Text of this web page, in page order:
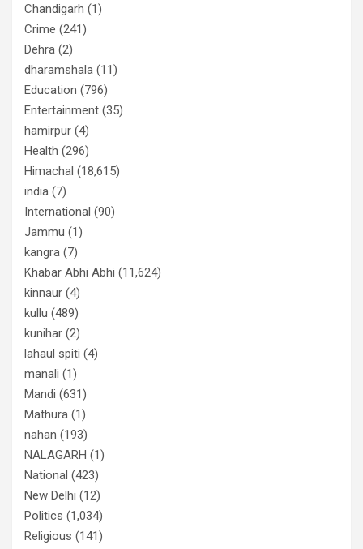
Chandigarh (1)
Crime (241)
Dehra (2)
dharamshala (11)
Education (796)
Entertainment (35)
hamirpur (4)
Health (296)
Himachal (18,615)
india (7)
International (90)
Jammu (1)
kangra (7)
Khabar Abhi Abhi (11,624)
kinnaur (4)
kullu (489)
kunihar (2)
lahaul spiti (4)
manali (1)
Mandi (631)
Mathura (1)
nahan (193)
NALAGARH (1)
National (423)
New Delhi (12)
Politics (1,034)
Religious (141)